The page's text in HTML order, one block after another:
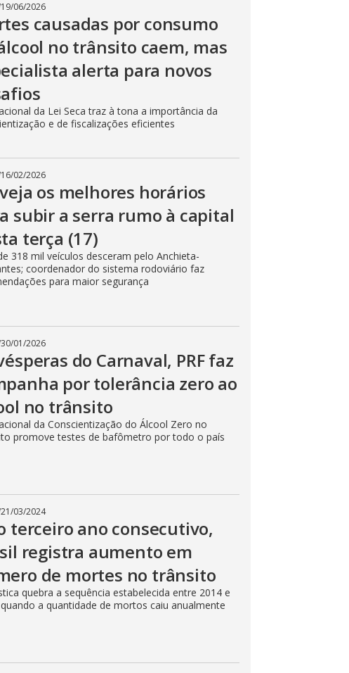
19/06/2026
causadas por consumo
no trânsito caem, mas
alerta para novos
da Lei Seca traz à tona a importância da
e de fiscalizações eficientes
16/02/2026
veja os melhores horários
subir a serra rumo à capital
terça (17)
318 mil veículos desceram pelo Anchieta-
coordenador do sistema rodoviário faz
para maior segurança
30/01/2026
do Carnaval, PRF faz
por tolerância zero ao
no trânsito
da Conscientização do Álcool Zero no
promove testes de bafômetro por todo o país
21/03/2024
terceiro ano consecutivo,
registra aumento em
de mortes no trânsito
quebra a sequência estabelecida entre 2014 e
a quantidade de mortos caiu anualmente